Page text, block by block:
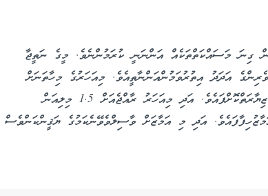
ގިނަ މަސައްކަތްތަކެއް އަންނަނީ ކުރަމުންނެވެ. މީގެ ނަތީޖާ
އަދަދު އިތުރުވަމުންއަންނާތީއެވެ. މިއަހަރުގެ މިހާތަނަށް
ރާއްޖެއަށް 1 މިލިއަން ވަނަ ފަތުރުވެރިޔާ ވަނީ ޒިޔާރަތްކޮށްފައެވެ. އަދި މިއަހަރު ރާއްޖެއަށް 1.5 މިލިއަން
އަދި މި އަމާޒަށް ވާސިލްވެވޭނެކަމުގެ ޔަޤީންކަންވެސް